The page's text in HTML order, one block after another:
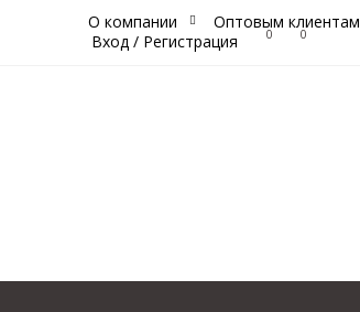
О компании Оптовым клиентам
Вход / Регистрация 0 0